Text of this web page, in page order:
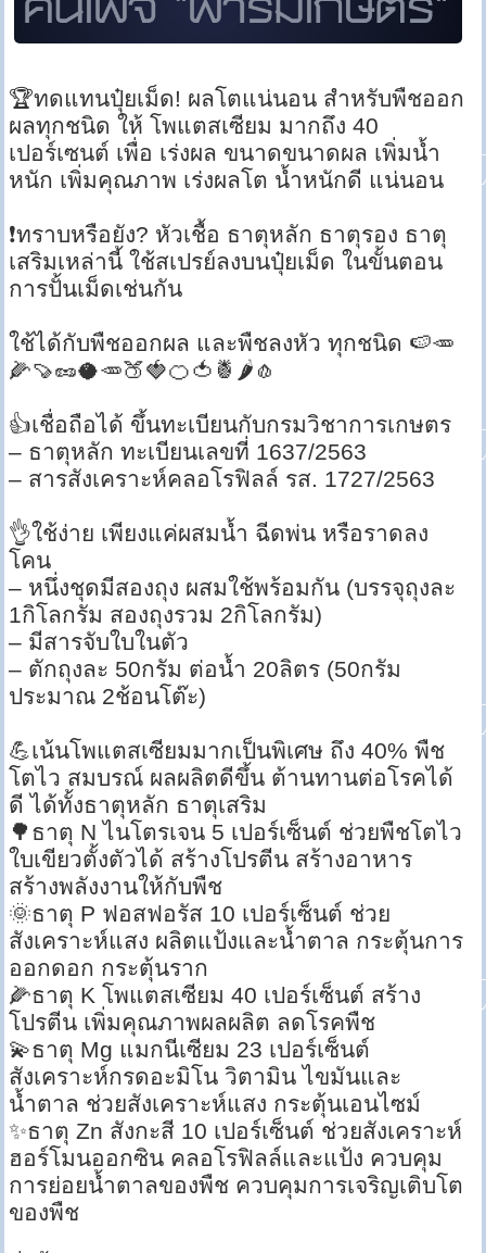
🏆ทดแทนปุ๋ยเม็ด! ผลโตแน่นอน สำหรับพืชออก
ผลทุกชนิด ให้ โพแตสเซียม มากถึง 40
เปอร์เซนต์ เพื่อ เร่งผล ขนาดขนาดผล เพิ่มน้ำ
หนัก เพิ่มคุณภาพ เร่งผลโต น้ำหนักดี แน่นอน
❗ทราบหรือยัง? หัวเชื้อ ธาตุหลัก ธาตุรอง ธาตุ
เสริมเหล่านี้ ใช้สเปรย์ลงบนปุ๋ยเม็ด ในขั้นตอน
การปั้นเม็ดเช่นกัน
ใช้ได้กับพืชออกผล และพืชลงหัว ทุกชนิด 🍉🥕
🌽🍠🥜🥥🥕🍑🍓🍊🍅🍍🌶🧄
👍เชื่อถือได้ ขึ้นทะเบียนกับกรมวิชาการเกษตร
– ธาตุหลัก ทะเบียนเลขที่ 1637/2563
– สารสังเคราะห์คลอโรฟิลล์ รส. 1727/2563
👌ใช้ง่าย เพียงแค่ผสมน้ำ ฉีดพ่น หรือราดลง
โคน
– หนึ่งชุดมีสองถุง ผสมใช้พร้อมกัน (บรรจุถุงละ
1กิโลกรัม สองถุงรวม 2กิโลกรัม)
– มีสารจับใบในตัว
– ตักถุงละ 50กรัม ต่อน้ำ 20ลิตร (50กรัม
ประมาณ 2ช้อนโต๊ะ)
💪เน้นโพแตสเซียมมากเป็นพิเศษ ถึง 40% พืช
โตไว สมบรณ์ ผลผลิตดีขึ้น ต้านทานต่อโรคได้
ดี ได้ทั้งธาตุหลัก ธาตุเสริม
🌳ธาตุ N ไนโตรเจน 5 เปอร์เซ็นต์ ช่วยพืชโตไว
ใบเขียวตั้งตัวได้ สร้างโปรตีน สร้างอาหาร
สร้างพลังงานให้กับพืช
🌞ธาตุ P ฟอสฟอรัส 10 เปอร์เซ็นต์ ช่วย
สังเคราะห์แสง ผลิตแป้งและน้ำตาล กระตุ้นการ
ออกดอก กระตุ้นราก
🌽ธาตุ K โพแตสเซียม 40 เปอร์เซ็นต์ สร้าง
โปรตีน เพิ่มคุณภาพผลผลิต ลดโรคพืช
💫ธาตุ Mg แมกนีเซียม 23 เปอร์เซ็นต์
สังเคราะห์กรดอะมิโน วิตามิน ไขมันและ
น้ำตาล ช่วยสังเคราะห์แสง กระตุ้นเอนไซม์
✨ธาตุ Zn สังกะสี 10 เปอร์เซ็นต์ ช่วยสังเคราะห์
ฮอร์โมนออกซิน คลอโรฟิลล์และแป้ง ควบคุม
การย่อยน้ำตาลของพืช ควบคุมการเจริญเติบโต
ของพืช